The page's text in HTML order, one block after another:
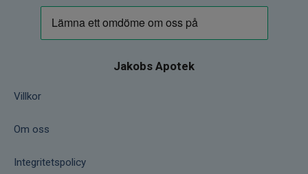
Jakobs Apotek
Villkor
Om oss
Integritetspolicy